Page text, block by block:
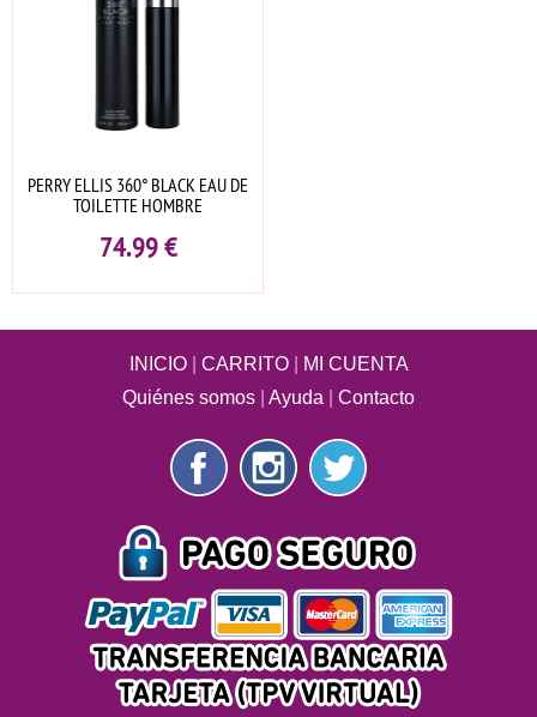
PERRY ELLIS 360° BLACK EAU DE
TOILETTE HOMBRE
74.99€
INICIO| CARRITO|
MI CUENTA
Quiénes somos
Ayuda Contacto